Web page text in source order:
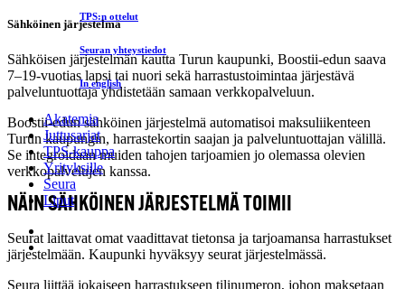
TPS:n ottelut
Seuran yhteystiedot
In english
Akatemia
Juttusarjat
TPS-kauppa
Yrityksille
Seura
Liput
Sähköinen järjestelmä
Sähköisen järjestelmän kautta Turun kaupunki, Boostii-edun saava
7–19-vuotias lapsi tai nuori sekä harrastustoimintaa järjestävä
palveluntuottaja yhdistetään samaan verkkopalveluun.
Boostii-edun sähköinen järjestelmä automatisoi maksuliikenteen
Turun kaupungin, harrastekortin saajan ja palveluntuottajan välillä.
Se integroidaan muiden tahojen tarjoamien jo olemassa olevien
verkkopalvelujen kanssa.
NÄIN SÄHKÖINEN JÄRJESTELMÄ TOIMII
Seurat laittavat omat vaadittavat tietonsa ja tarjoamansa harrastukset
järjestelmään. Kaupunki hyväksyy seurat järjestelmässä.
Seura liittää jokaiseen harrastukseen tilinumeron, johon maksetaan